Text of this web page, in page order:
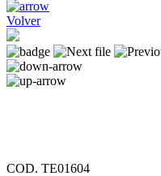
Volver
COD. TE01604